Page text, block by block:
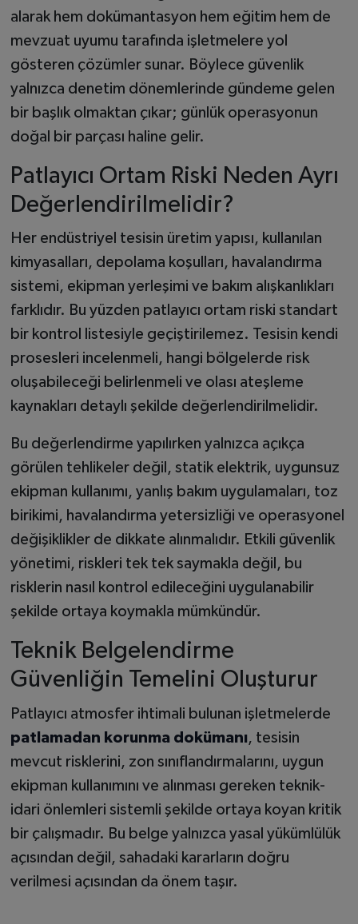
alarak hem dokümantasyon hem eğitim hem de
mevzuat uyumu tarafında işletmelere yol
gösteren çözümler sunar. Böylece güvenlik
yalnızca denetim dönemlerinde gündeme gelen
bir başlık olmaktan çıkar; günlük operasyonun
doğal bir parçası haline gelir.
Patlayıcı Ortam Riski Neden Ayrı
Değerlendirilmelidir?
Her endüstriyel tesisin üretim yapısı, kullanılan
kimyasalları, depolama koşulları, havalandırma
sistemi, ekipman yerleşimi ve bakım alışkanlıkları
farklıdır. Bu yüzden patlayıcı ortam riski standart
bir kontrol listesiyle geçiştirilemez. Tesisin kendi
prosesleri incelenmeli, hangi bölgelerde risk
oluşabileceği belirlenmeli ve olası ateşleme
kaynakları detaylı şekilde değerlendirilmelidir.
Bu değerlendirme yapılırken yalnızca açıkça
görülen tehlikeler değil, statik elektrik, uygunsuz
ekipman kullanımı, yanlış bakım uygulamaları, toz
birikimi, havalandırma yetersizliği ve operasyonel
değişiklikler de dikkate alınmalıdır. Etkili güvenlik
yönetimi, riskleri tek tek saymakla değil, bu
risklerin nasıl kontrol edileceğini uygulanabilir
şekilde ortaya koymakla mümkündür.
Teknik Belgelendirme
Güvenliğin Temelini Oluşturur
Patlayıcı atmosfer ihtimali bulunan işletmelerde
patlamadan korunma dokümanı, tesisin
mevcut risklerini, zon sınıflandırmalarını, uygun
ekipman kullanımını ve alınması gereken teknik-
idari önlemleri sistemli şekilde ortaya koyan kritik
bir çalışmadır. Bu belge yalnızca yasal yükümlülük
açısından değil, sahadaki kararların doğru
verilmesi açısından da önem taşır.